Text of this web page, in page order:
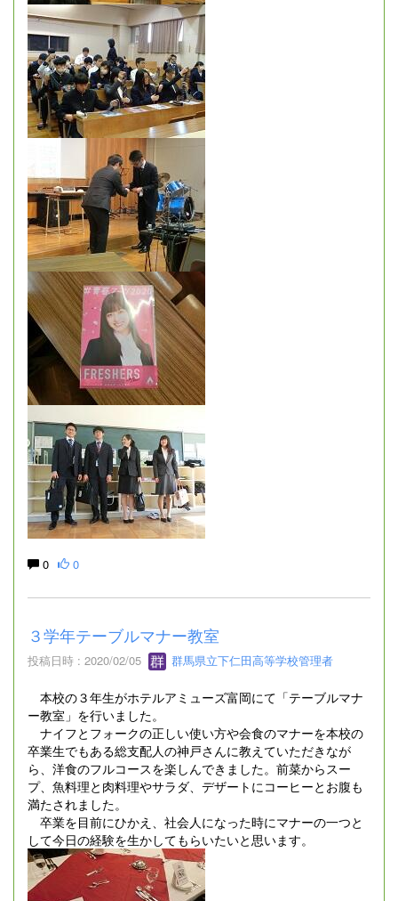
0 0
３学年テーブルマナー教室
投稿日時 : 2020/02/05 群馬県立下仁田高等学校管理者
本校の３年生がホテルアミューズ富岡にて「テーブルマナ
ー教室」を行いました。
ナイフとフォークの正しい使い方や会食のマナーを本校の
卒業生でもある総支配人の神戸さんに教えていただきなが
ら、洋食のフルコースを楽しんできました。前菜からスー
プ、魚料理と肉料理やサラダ、デザートにコーヒーとお腹も
満たされました。
卒業を目前にひかえ、社会人になった時にマナーの一つと
して今日の経験を生かしてもらいたいと思います。